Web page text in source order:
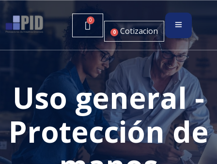
0 Cotizacion
Uso general -
Protección de